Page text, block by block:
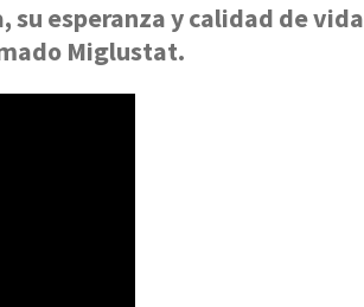
su esperanza y calidad de vida
Miglustat.